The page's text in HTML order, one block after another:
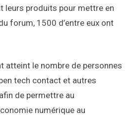
leurs produits pour mettre en
forum, 1500 d’entre eux ont
atteint le nombre de personnes
tech contact et autres
de permettre au
numérique au